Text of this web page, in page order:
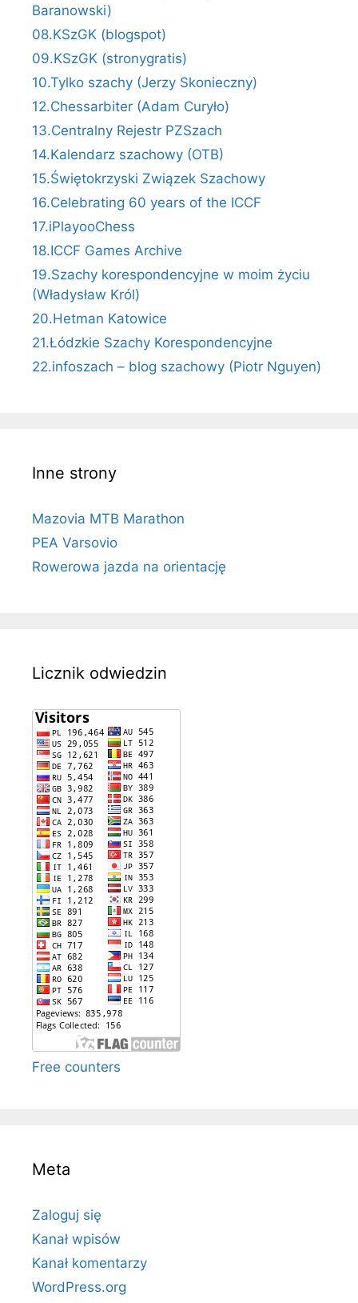
Baranowski)
08.KSzGK (blogspot)
09.KSzGK (stronygratis)
10.Tylko szachy (Jerzy Skonieczny)
12.Chessarbiter (Adam Curyło)
13.Centralny Rejestr PZSzach
14.Kalendarz szachowy (OTB)
15.Świętokrzyski Związek Szachowy
16.Celebrating 60 years of the ICCF
17.iPlayooChess
18.ICCF Games Archive
19.Szachy korespondencyjne w moim życiu
(Władysław Król)
20.Hetman Katowice
21.Łódzkie Szachy Korespondencyjne
22.infoszach – blog szachowy (Piotr Nguyen)
Inne strony
Mazovia MTB Marathon
PEA Varsovio
Rowerowa jazda na orientację
Licznik odwiedzin
Free counters
Meta
Zaloguj się
Kanał wpisów
Kanał komentarzy
WordPress.org